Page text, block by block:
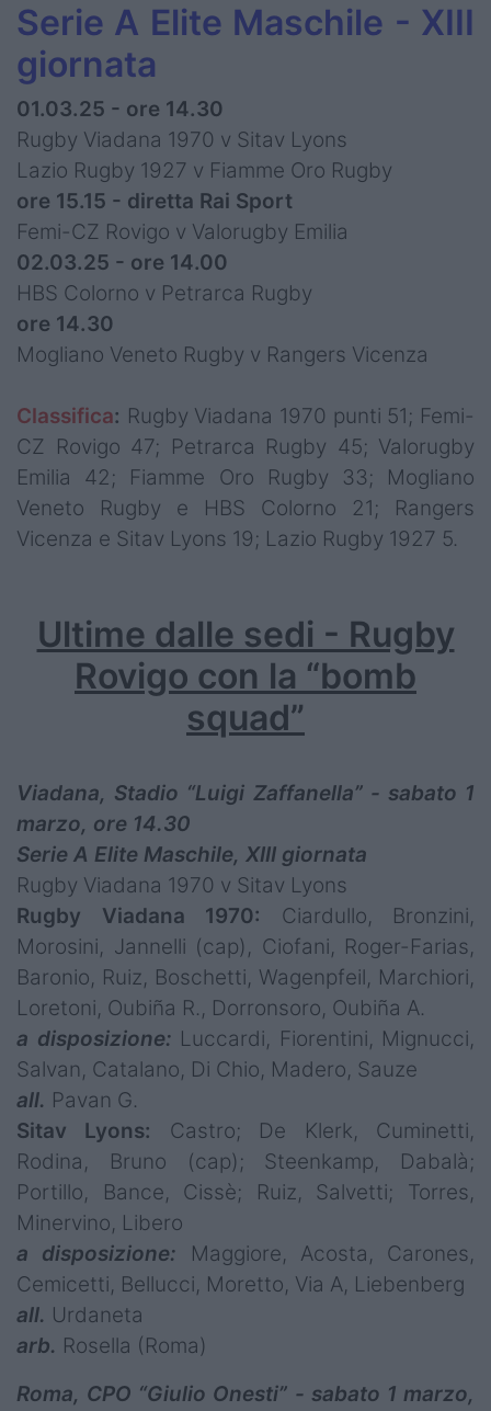
Serie A Elite Maschile - XIII
giornata
01.03.25 - ore 14.30
Rugby Viadana 1970 v Sitav Lyons
Lazio Rugby 1927 v Fiamme Oro Rugby
ore 15.15 - diretta Rai Sport
Femi-CZ Rovigo v Valorugby Emilia
02.03.25 - ore 14.00
HBS Colorno v Petrarca Rugby
ore 14.30
Mogliano Veneto Rugby v Rangers Vicenza
Classifica: Rugby Viadana 1970 punti 51; Femi-
CZ Rovigo 47; Petrarca Rugby 45; Valorugby
Emilia 42; Fiamme Oro Rugby 33; Mogliano
Veneto Rugby e HBS Colorno 21; Rangers
Vicenza e Sitav Lyons 19; Lazio Rugby 1927 5.
Ultime dalle sedi - Rugby
Rovigo con la “bomb
squad”
Viadana, Stadio “Luigi Zaffanella” - sabato 1
marzo, ore 14.30
Serie A Elite Maschile, XIII giornata
Rugby Viadana 1970 v Sitav Lyons
Rugby Viadana 1970: Ciardullo, Bronzini,
Morosini, Jannelli (cap), Ciofani, Roger-Farias,
Baronio, Ruiz, Boschetti, Wagenpfeil, Marchiori,
Loretoni, Oubiña R., Dorronsoro, Oubiña A.
a disposizione: Luccardi, Fiorentini, Mignucci,
Salvan, Catalano, Di Chio, Madero, Sauze
all. Pavan G.
Sitav Lyons: Castro; De Klerk, Cuminetti,
Rodina, Bruno (cap); Steenkamp, Dabalà;
Portillo, Bance, Cissè; Ruiz, Salvetti; Torres,
Minervino, Libero
a disposizione: Maggiore, Acosta, Carones,
Cemicetti, Bellucci, Moretto, Via A, Liebenberg
all. Urdaneta
arb. Rosella (Roma)
Roma, CPO “Giulio Onesti” - sabato 1 marzo,